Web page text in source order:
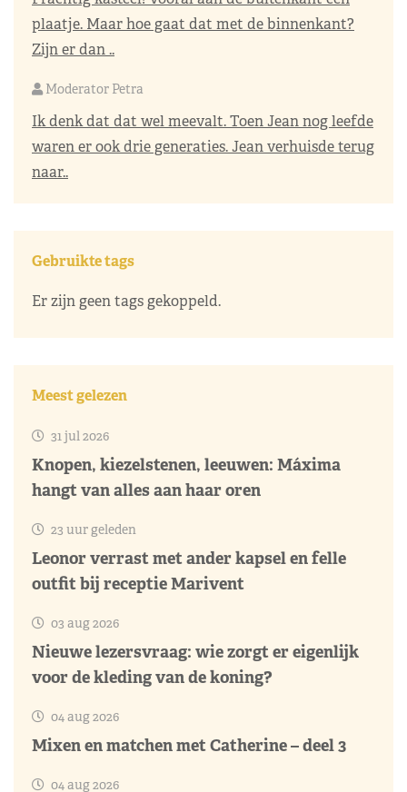
plaatje. Maar hoe gaat dat met de binnenkant?
Zijn er dan ..
Moderator Petra
Ik denk dat dat wel meevalt. Toen Jean nog leefde
waren er ook drie generaties. Jean verhuisde terug
naar..
Gebruikte tags
Er zijn geen tags gekoppeld.
Meest gelezen
31 jul 2026
Knopen, kiezelstenen, leeuwen: Máxima
hangt van alles aan haar oren
23 uur geleden
Leonor verrast met ander kapsel en felle
outfit bij receptie Marivent
03 aug 2026
Nieuwe lezersvraag: wie zorgt er eigenlijk
voor de kleding van de koning?
04 aug 2026
Mixen en matchen met Catherine – deel 3
04 aug 2026